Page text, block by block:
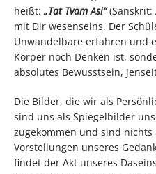
heißt:„Tat Tvam Asi“ (Sanskrit:
mit Dir wesenseins. Der
Unwandelbare erfahren und
Körper noch Denken ist,
absolutes Bewusstsein,
Die Bilder, die wir als
sind uns als Spiegelbilder
zugekommen und sind
Vorstellungen unseres
findet der Akt unseres